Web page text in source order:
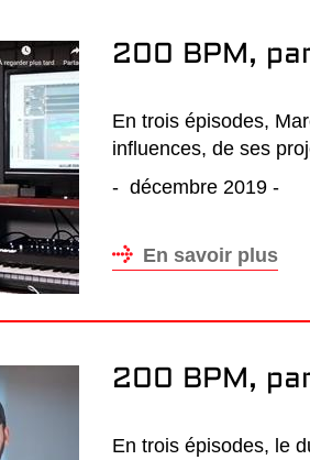
200 BPM,
En trois épisodes,
influences, de ses
- décembre 2019 -
En savoir plus
200 BPM,
En trois épisodes, le